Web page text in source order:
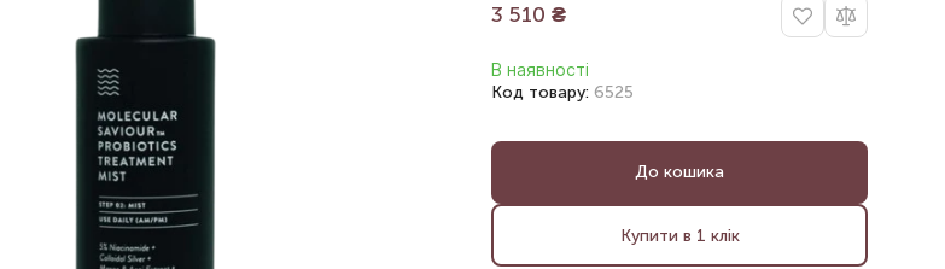
3 510 ₴
В наявності
Код товару: 6525
До кошика
Купити в 1 клік